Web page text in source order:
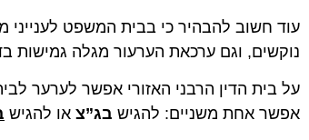
עוד חשוב להבהיר כי בבית המשפט לענייני
נוקשים, וגם ערכאת הערעור מגלה גמישות
על בית הדין הרבני האזורי אפשר לערער
אפשר אחת משניים: להגיש בג”צ או להגיש